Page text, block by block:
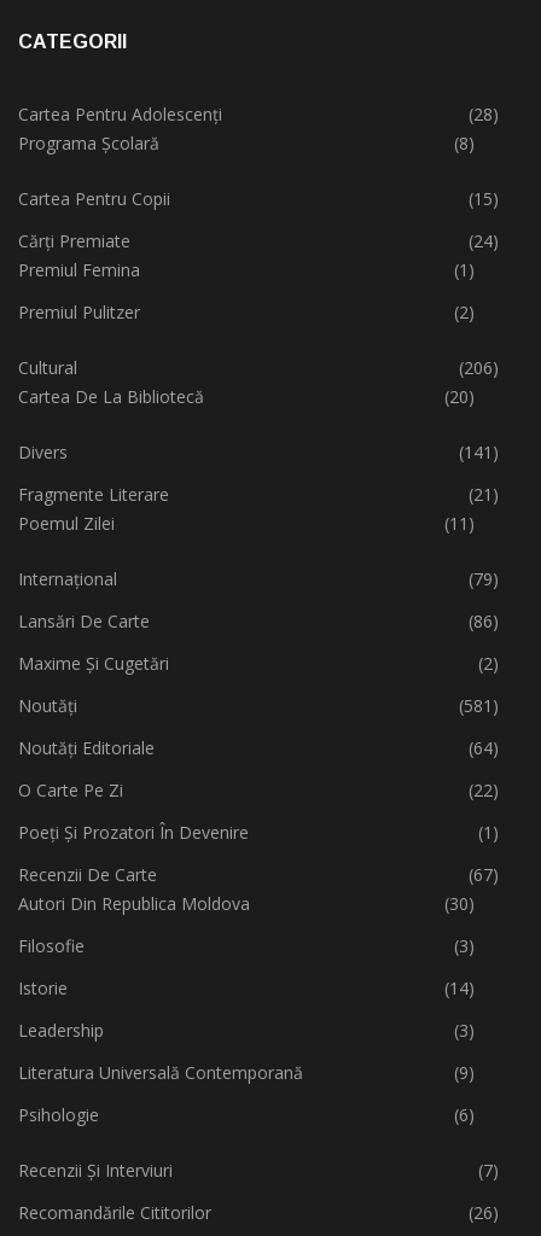
CATEGORII
Cartea Pentru Adolescenți
(28)
Programa Școlară
(8)
Cartea Pentru Copii
(15)
Cărți Premiate
(24)
Premiul Femina
(1)
Premiul Pulitzer
(2)
Cultural
(206)
Cartea De La Bibliotecă
(20)
Divers
(141)
Fragmente Literare
(21)
Poemul Zilei
(11)
Internațional
(79)
Lansări De Carte
(86)
Maxime Și Cugetări
(2)
Noutăți
(581)
Noutăți Editoriale
(64)
O Carte Pe Zi
(22)
Poeți Și Prozatori În Devenire
(1)
Recenzii De Carte
(67)
Autori Din Republica Moldova
(30)
Filosofie
(3)
Istorie
(14)
Leadership
(3)
Literatura Universală Contemporană
(9)
Psihologie
(6)
Recenzii Și Interviuri
(7)
Recomandările Cititorilor
(26)